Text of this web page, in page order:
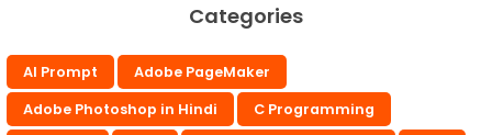
Categories
AI Prompt
Adobe PageMaker
Adobe Photoshop in Hindi
C Programming